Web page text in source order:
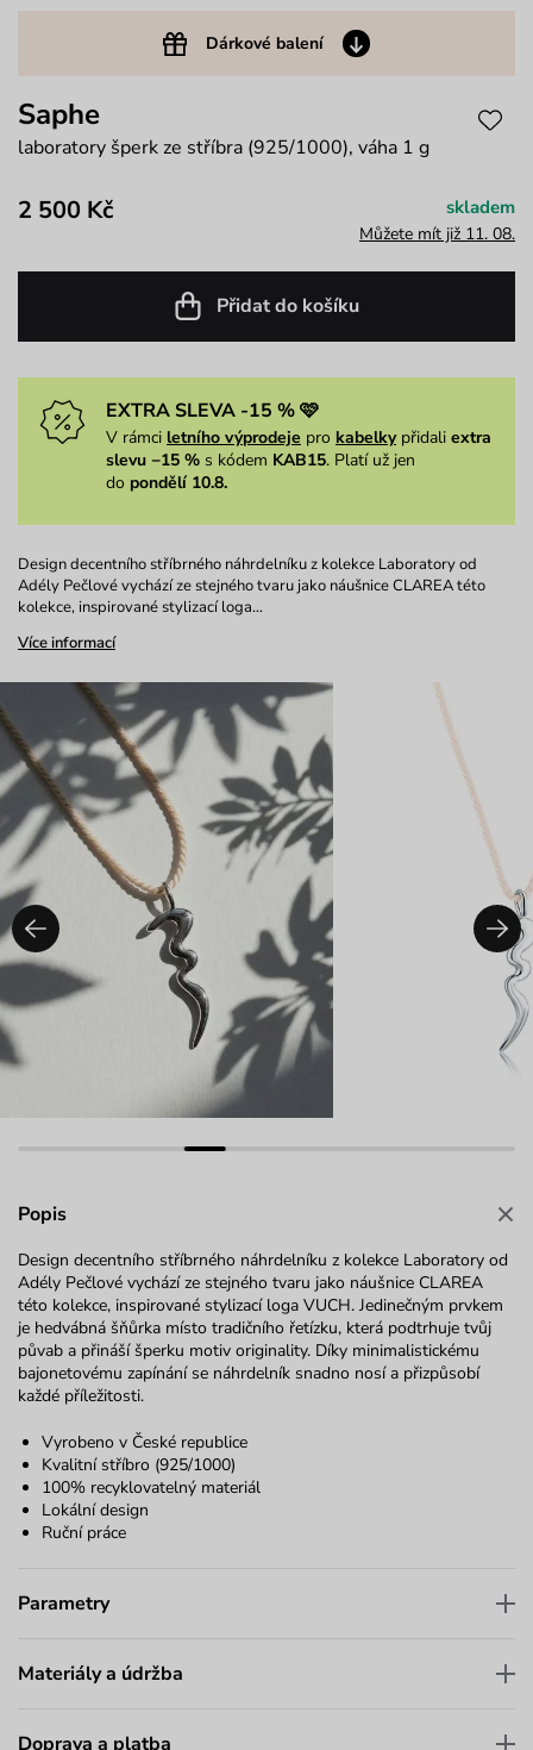
Dárkové balení
Saphe
laboratory šperk ze stříbra (925/1000), váha 1 g
2 500 Kč skladem
Můžete mít již 11. 08.
Přidat do košíku
EXTRA SLEVA -15 % 🩷
V rámci letního výprodeje pro kabelkypřidali extra
slevu −15 % s kódem KAB15. Platí už jen
do pondělí 10.8.
Design decentního stříbrného náhrdelníku z kolekce Laboratory od
Adély Pečlové vychází ze stejného tvaru jako náušnice CLAREA této
kolekce, inspirované stylizací loga…
Více informací
Popis
Design decentního stříbrného náhrdelníku z kolekce Laboratory od
Adély Pečlové vychází ze stejného tvaru jako náušnice CLAREA
této kolekce, inspirované stylizací loga VUCH. Jedinečným prvkem
je hedvábná šňůrka místo tradičního řetízku, která podtrhuje tvůj
půvab a přináší šperku motiv originality. Díky minimalistickému
bajonetovému zapínání se náhrdelník snadno nosí a přizpůsobí
každé příležitosti.
Vyrobeno v České republice
Kvalitní stříbro (925/1000)
100% recyklovatelný materiál
Lokální design
Ruční práce
Parametry
Materiály a údržba
Doprava a platba